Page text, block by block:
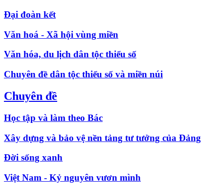
Đại đoàn kết
Văn hoá - Xã hội vùng miền
Văn hóa, du lịch dân tộc thiểu số
Chuyên đề dân tộc thiểu số và miền núi
Chuyên đề
Học tập và làm theo Bác
Xây dựng và bảo vệ nền tảng tư tưởng của Đảng
Đời sống xanh
Việt Nam - Kỷ nguyên vươn mình